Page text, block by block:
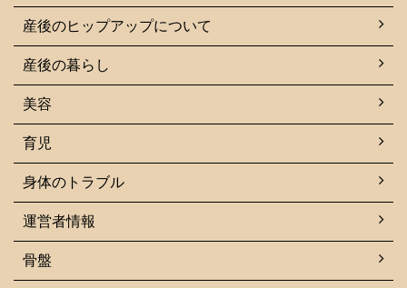
産後のヒップアップについて
産後の暮らし
美容
育児
身体のトラブル
運営者情報
骨盤